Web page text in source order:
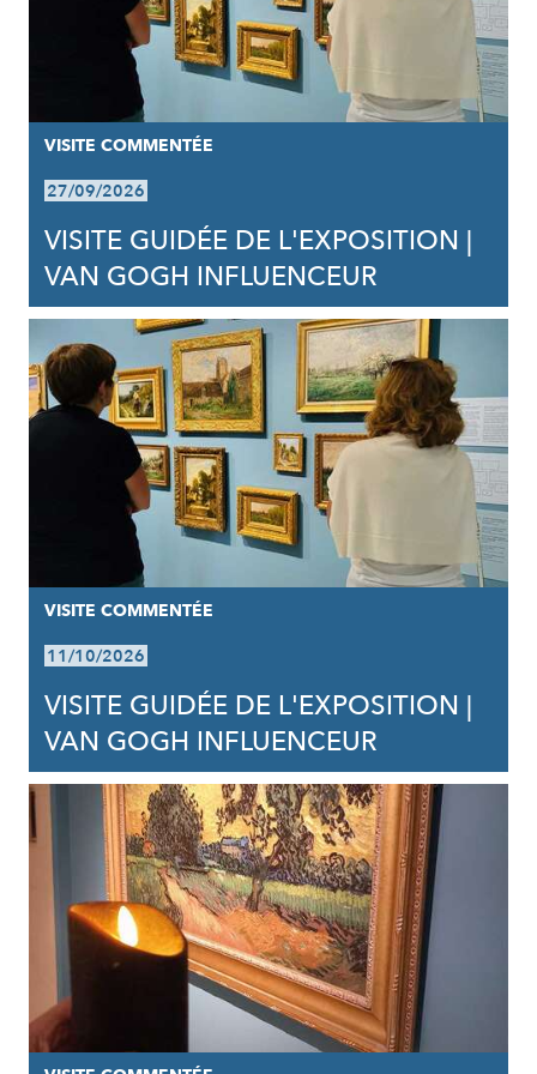
VISITE COMMENTÉE
27/09/2026
VISITE GUIDÉE DE L'EXPOSITION |
VAN GOGH INFLUENCEUR
VISITE COMMENTÉE
11/10/2026
VISITE GUIDÉE DE L'EXPOSITION |
VAN GOGH INFLUENCEUR